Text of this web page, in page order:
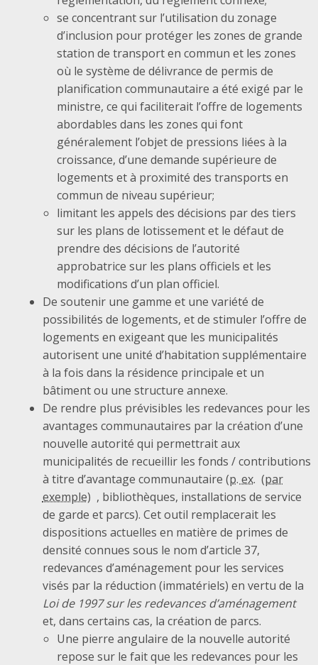
se concentrant sur l’utilisation du zonage
d’inclusion pour protéger les zones de grande
station de transport en commun et les zones
où le système de délivrance de permis de
planification communautaire a été exigé par le
ministre, ce qui faciliterait l’offre de logements
abordables dans les zones qui font
généralement l’objet de pressions liées à la
croissance, d’une demande supérieure de
logements et à proximité des transports en
commun de niveau supérieur;
limitant les appels des décisions par des tiers
sur les plans de lotissement et le défaut de
prendre des décisions de l’autorité
approbatrice sur les plans officiels et les
modifications d’un plan officiel.
De soutenir une gamme et une variété de
possibilités de logements, et de stimuler l’offre de
logements en exigeant que les municipalités
autorisent une unité d’habitation supplémentaire
à la fois dans la résidence principale et un
bâtiment ou une structure annexe.
De rendre plus prévisibles les redevances pour les
avantages communautaires par la création d’une
nouvelle autorité qui permettrait aux
municipalités de recueillir les fonds / contributions
à titre d’avantage communautaire (p. ex.
, bibliothèques, installations de service
de garde et parcs). Cet outil remplacerait les
dispositions actuelles en matière de primes de
densité connues sous le nom d’article 37,
redevances d’aménagement pour les services
visés par la réduction (immatériels) en vertu de la
Loi de 1997 sur les redevances d’aménagement
et, dans certains cas, la création de parcs.
Une pierre angulaire de la nouvelle autorité
repose sur le fait que les redevances pour les